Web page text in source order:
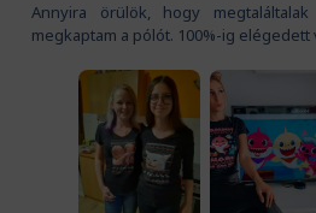
Annyira örülök, hogy
megkaptam a pólót. 100%-ig